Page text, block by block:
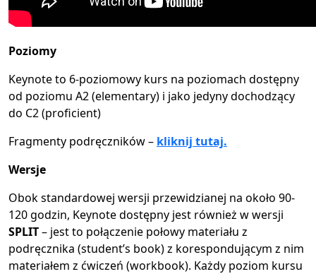
Poziomy
Keynote to 6-poziomowy kurs na poziomach dostępny
od poziomu A2 (elementary) i jako jedyny dochodzący
do C2 (proficient)
Fragmenty podręczników – kliknij tutaj.
Wersje
Obok standardowej wersji przewidzianej na około 90-
120 godzin, Keynote dostępny jest również w wersji
SPLIT– jest to połączenie połowy materiału z
podręcznika (student’s book) z korespondującym z nim
materiałem z ćwiczeń (workbook). Każdy poziom kursu